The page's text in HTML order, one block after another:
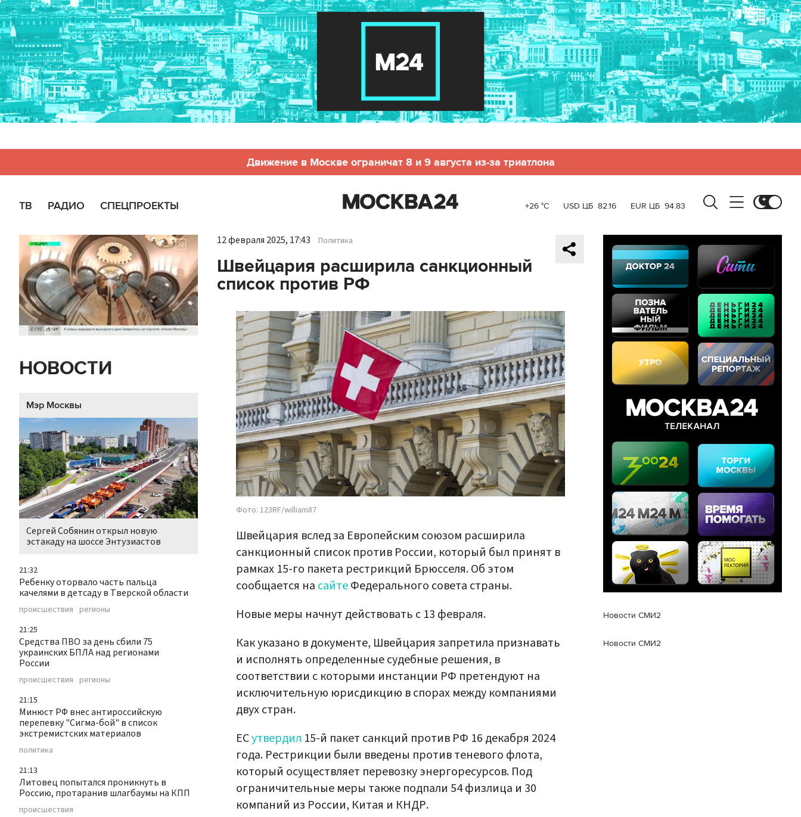
Движение в Москве ограничат 8 и 9 августа из-за триатлона
ТВ РАДИО СПЕЦПРОЕКТЫ +26 °C USD ЦБ 82.16 EUR ЦБ 94.83
НОВОСТИ
Мэр Москвы
Сергей Собянин открыл новую
эстакаду на шоссе Энтузиастов
21:32
Ребенку оторвало часть пальца
качелями в детсаду в Тверской области
происшествия регионы
21:25
Средства ПВО за день сбили 75
украинских БПЛА над регионами
России
происшествия регионы
21:15
Минюст РФ внес антироссийскую
перепевку "Сигма-бой" в список
экстремистских материалов
политика
21:13
Литовец попытался проникнуть в
Россию, протаранив шлагбаумы на КПП
происшествия
12 февраля 2025, 17:43 Политика
Швейцария расширила санкционный
список против РФ
Фото: 123RF/william87
Швейцария вслед за Европейским союзом расширила
санкционный список против России, который был принят в
рамках 15-го пакета рестрикций Брюсселя. Об этом
сообщается на сайтеФедерального совета страны.
Новые меры начнут действовать с 13 февраля.
Как указано в документе, Швейцария запретила признавать
и исполнять определенные судебные решения, в
соответствии с которыми инстанции РФ претендуют на
исключительную юрисдикцию в спорах между компаниями
двух стран.
ЕСутвердил 15-й пакет санкций против РФ 16 декабря 2024
года. Рестрикции были введены против теневого флота,
который осуществляет перевозку энергоресурсов. Под
ограничительные меры также подпали 54 физлица и 30
компаний из России, Китая и КНДР.
Новости СМИ2
Новости СМИ2